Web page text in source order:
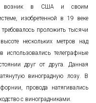
возник в США и своим
изобретенной в 19 веке
проложить тысячи
нескольких метров над
использовались телеграфные
друг от друга. Данная
виноградную лозу. В
провода натягивались
с виноградниками.